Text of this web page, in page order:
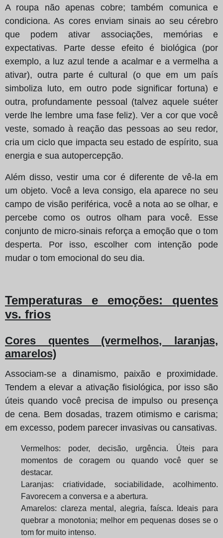
A roupa não apenas cobre; também comunica e
condiciona. As cores enviam sinais ao seu cérebro
que podem ativar associações, memórias e
expectativas. Parte desse efeito é biológica (por
exemplo, a luz azul tende a acalmar e a vermelha a
ativar), outra parte é cultural (o que em um país
simboliza luto, em outro pode significar fortuna) e
outra, profundamente pessoal (talvez aquele suéter
verde lhe lembre uma fase feliz). Ver a cor que você
veste, somado à reação das pessoas ao seu redor,
cria um ciclo que impacta seu estado de espírito, sua
energia e sua autopercepção.
Além disso, vestir uma cor é diferente de vê-la em
um objeto. Você a leva consigo, ela aparece no seu
campo de visão periférica, você a nota ao se olhar, e
percebe como os outros olham para você. Esse
conjunto de micro-sinais reforça a emoção que o tom
desperta. Por isso, escolher com intenção pode
mudar o tom emocional do seu dia.
Temperaturas e emoções: quentes
vs. frios
Cores quentes (vermelhos, laranjas,
amarelos)
Associam-se a dinamismo, paixão e proximidade.
Tendem a elevar a ativação fisiológica, por isso são
úteis quando você precisa de impulso ou presença
de cena. Bem dosadas, trazem otimismo e carisma;
em excesso, podem parecer invasivas ou cansativas.
Vermelhos: poder, decisão, urgência. Úteis para
momentos de coragem ou quando você quer se
destacar.
Laranjas: criatividade, sociabilidade, acolhimento.
Favorecem a conversa e a abertura.
Amarelos: clareza mental, alegria, faísca. Ideais para
quebrar a monotonia; melhor em pequenas doses se o
tom for muito intenso.